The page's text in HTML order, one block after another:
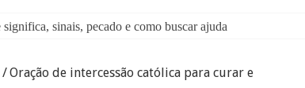
sinais, pecado e como buscar ajuda
– Seu Reino Não Terá Fim: O Documentário Que Vai
/Oração de intercessão católica para curar e